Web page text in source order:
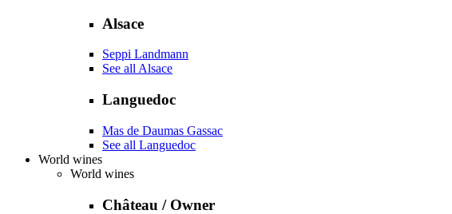
Alsace
Seppi Landmann
See all Alsace
Languedoc
Mas de Daumas Gassac
See all Languedoc
World wines
World wines
Château / Owner